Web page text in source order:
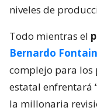
niveles de
Todo mientras el
Bernardo
complejo para los
estatal enfrentará
la millonaria